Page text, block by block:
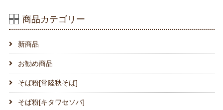
商品カテゴリー
新商品
お勧め商品
そば粉[常陸秋そば]
そば粉[キタワセソバ]